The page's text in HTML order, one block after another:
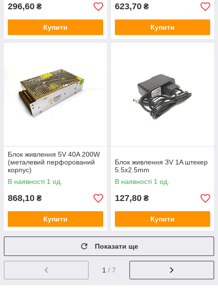
296,60 ₴
Купити
623,70 ₴
Купити
Блок живлення 5V 40A 200W
(металевий перфорований
корпус)
В наявності 1 од.
868,10 ₴
Купити
Блок живлення 3V 1A штекер
5.5x2.5mm
В наявності 1 од.
127,80 ₴
Купити
Показати ще
1 / 7